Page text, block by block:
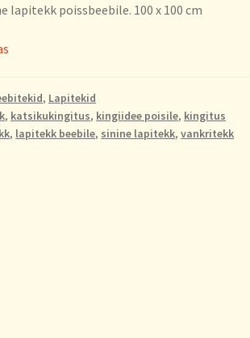
lapitekk poissbeebile. 100 x 100 cm
, Lapitekid
, katsikukingitus, kingiidee poisile, kingitus
, lapitekk beebile, sinine lapitekk,vankritekk